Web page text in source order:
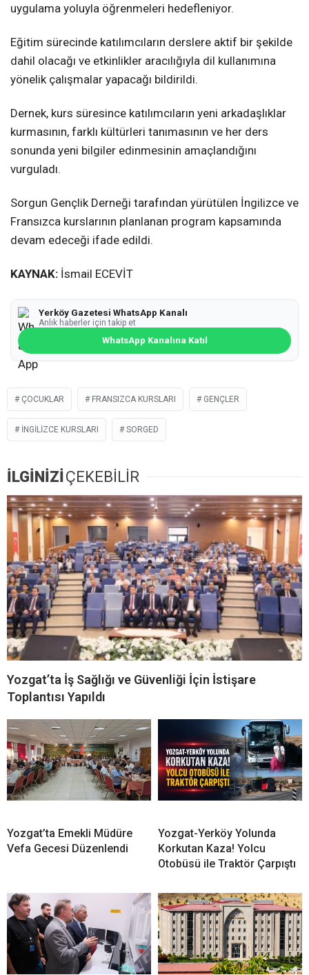
uygulama yoluyla öğrenmeleri hedefleniyor.
Eğitim sürecinde katılımcıların derslere aktif bir şekilde
dahil olacağı ve etkinlikler aracılığıyla dil kullanımına
yönelik çalışmalar yapacağı bildirildi.
Dernek, kurs süresince katılımcıların yeni arkadaşlıklar
kurmasının, farklı kültürleri tanımasının ve her ders
sonunda yeni bilgiler edinmesinin amaçlandığını
vurguladı.
Sorgun Gençlik Derneği tarafından yürütülen İngilizce ve
Fransızca kurslarının planlanan program kapsamında
devam edeceği ifade edildi.
KAYNAK: İsmail ECEVİT
Yerköy Gazetesi WhatsApp Kanalı
Anlık haberler için takip et
WhatsApp Kanalına Katıl
ÇOCUKLAR FRANSIZCA KURSLARI GENÇLER
İNGILIZCE KURSLARI SORGED
İLGİNİZİÇEKEBİLİR
Yozgat’ta İş Sağlığı ve Güvenliği İçin İstişare
Toplantısı Yapıldı
Yozgat’ta Emekli Müdüre
Vefa Gecesi Düzenlendi
Yozgat-Yerköy Yolunda
Korkutan Kaza! Yolcu
Otobüsü ile Traktör Çarpıştı